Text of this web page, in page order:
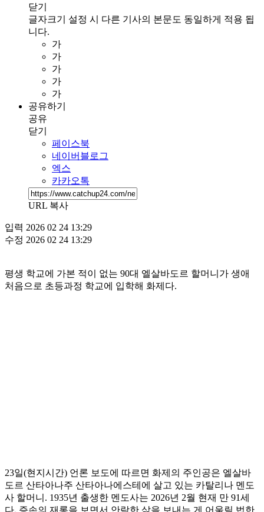
닫기
글자크기 설정 시 다른 기사의 본문도 동일하게 적용 됩
니다.
가
가
가
가
가
공유하기
공유
닫기
페이스북
네이버블로그
엑스
카카오톡
URL 복사
입력 2026 02 24 13:29
수정 2026 02 24 13:29
평생 학교에 가본 적이 없는 90대 엘살바도르 할머니가 생애
처음으로 초등과정 학교에 입학해 화제다.
23일(현지시간) 언론 보도에 따르면 화제의 주인공은 엘살바
도르 산타아나주 산타아나에스테에 살고 있는 카탈리나 멘도
사 할머니. 1935년 출생한 멘도사는 2026년 2월 현재 만 91세
다. 증손의 재롱을 보면서 안락한 삶을 보내는 게 어울릴 법한